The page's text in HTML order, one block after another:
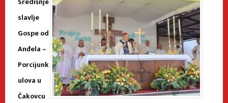
slavlje
Gospe od
Anđela –
Porcijunk
ulova u
Čakovcu